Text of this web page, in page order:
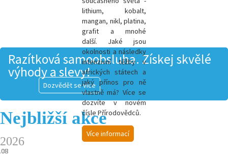
lithium, kobalt,
mangan, nikl, platina,
grafit a mnohé
další. Jaké jsou
okolnosti a následky
intenzivní těžby v
afrických státech a
jaký přínos pro ně
vlastně má? Více se
dozvíte v novém
čísle Přírodovědců.
Více informací
Razítková samoobsluha. Získej skvělé
výhody a slevy!
Dozvědět se více
Nejbližší akce
2026